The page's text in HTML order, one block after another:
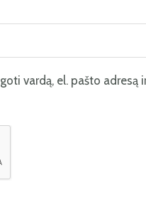
vardą, el. pašto